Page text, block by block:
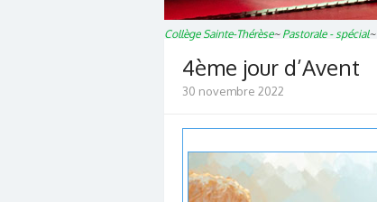
Collège Sainte-Thérèse~ Pastorale - spécial~
4ème jour d’Avent
30 novembre 2022